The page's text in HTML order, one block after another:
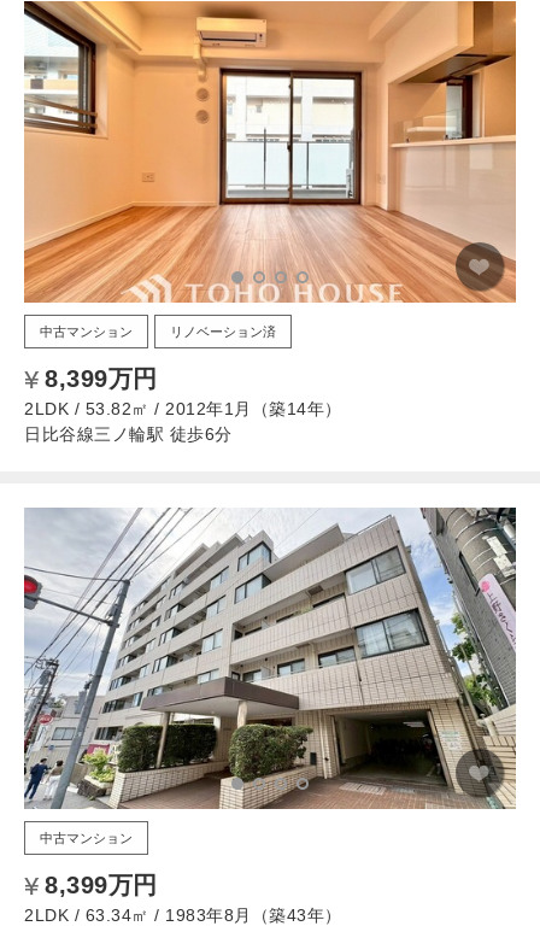
中古マンション リノベーション済
8,399万円
2LDK / 53.82㎡ / 2012年1月（築14年）
日比谷線三ノ輪駅 徒歩6分
中古マンション
8,399万円
2LDK / 63.34㎡ / 1983年8月（築43年）